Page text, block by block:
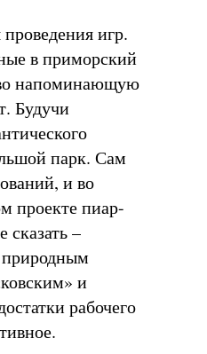
игр.
в приморский
напоминающую
Будучи
парк. Сам
и во
проекте пиар-
сказать –
природным
и
рабочего